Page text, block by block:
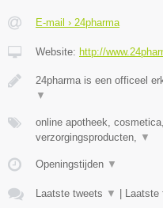
E-mail › 24pharma
Website: http://
24pharma is een officeel
▼
online apotheek,
verzorgingsproducten,
▼
Openingstijden ▼
Laatste tweets ▼